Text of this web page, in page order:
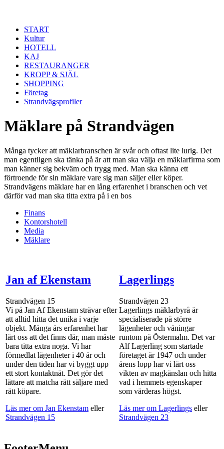
START
Kultur
HOTELL
KAJ
RESTAURANGER
KROPP & SJÄL
SHOPPING
Företag
Strandvägsprofiler
Mäklare på Strandvägen
Många tycker att mäklarbranschen är svår och oftast lite lurig. Det
man egentligen ska tänka på är att man ska välja en mäklarfirma som
man känner sig bekväm och trygg med. Man ska känna ett
förtroende för sin mäklare vare sig man säljer eller köper.
Strandvägens mäklare har en lång erfarenhet i branschen och vet
därför vad man ska titta extra på i en bos
Finans
Kontorshotell
Media
Mäklare
Jan af Ekenstam
Strandvägen 15
Vi på Jan Af Ekenstam strävar efter
att alltid hitta det unika i varje
objekt. Många års erfarenhet har
lärt oss att det finns där, man måste
bara titta extra noga. Vi har
förmedlat lägenheter i 40 år och
under den tiden har vi byggt upp
ett stort kontaktnät. Det gör det
lättare att matcha rätt säljare med
rätt köpare.
Läs mer om Jan Ekenstam eller
Strandvägen 15
Lagerlings
Strandvägen 23
Lagerlings mäklarbyrå är
specialiserade på större
lägenheter och våningar
runtom på Östermalm. Det var
Alf Lagerling som startade
företaget år 1947 och under
årens lopp har vi lärt oss
vikten av magkänslan och hitta
vad i hemmets egenskaper
som värderas högst.
Läs mer om Lagerlings eller
Strandvägen 23